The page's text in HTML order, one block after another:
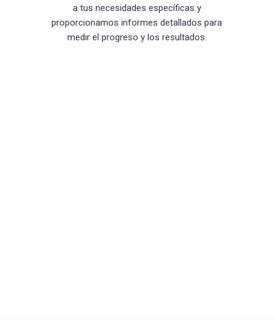
a tus necesidades específicas y
proporcionamos informes detallados para
medir el progreso y los resultados.